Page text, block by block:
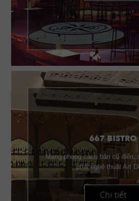
667 BISTRO
Mang phong cách bán cổ điển,
phái nghệ thuật Art
Chi tiết